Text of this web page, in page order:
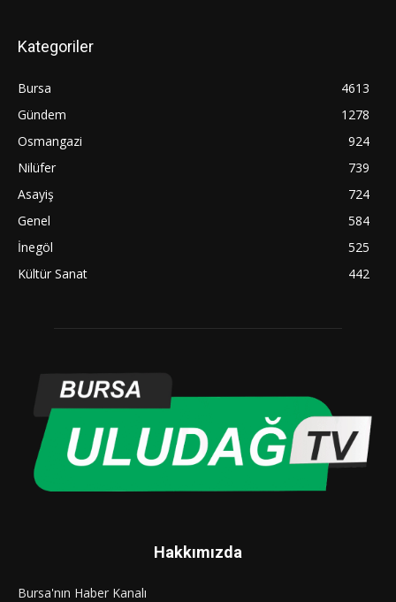
Kategoriler
Bursa
4613
Gündem
1278
Osmangazi
924
Nilüfer
739
Asayiş
724
Genel
584
İnegöl
525
Kültür Sanat
442
Hakkımızda
Bursa'nın Haber Kanalı